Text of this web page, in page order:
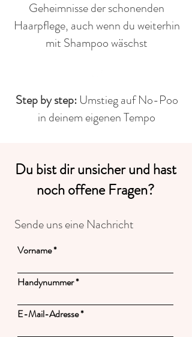
Geheimnisse der schonenden
Haarpflege, auch wenn du weiterhin
mit Shampoo wäschst
Step by step:Umstieg auf No-Poo
in deinem eigenen Tempo
Du bist dir unsicher und hast
noch offene Fragen?
Sende uns eine Nachricht
Vorname
Handynummer
E-Mail-Adresse